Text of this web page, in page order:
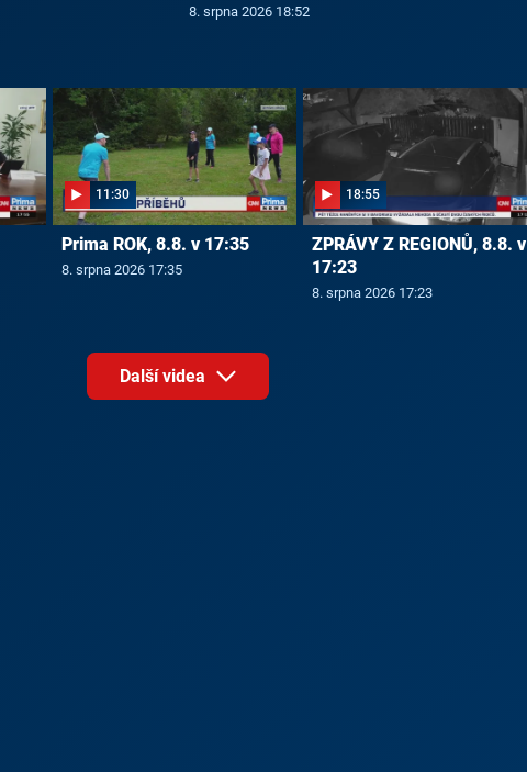
8. srpna 2026 18:52
11:30
Prima ROK, 8.8. v 17:35
8. srpna 2026 17:35
18:55
ZPRÁVY Z REGIONŮ, 8.8. v
17:23
8. srpna 2026 17:23
Další videa